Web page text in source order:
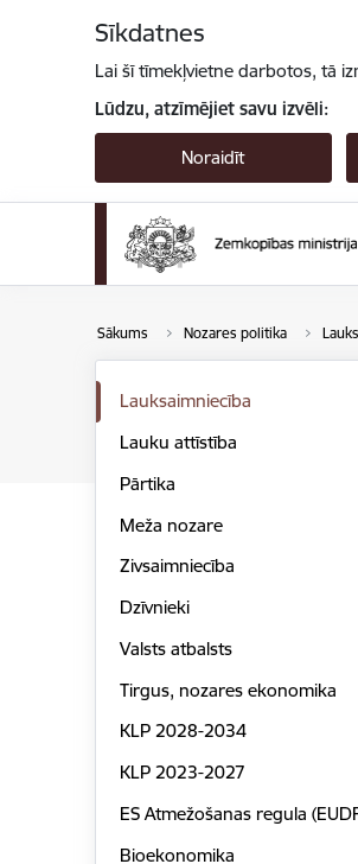
Sīkdatnes
Lai šī tīmekļvietne darbotos, tā
Lūdzu, atzīmējiet savu izvēli:
Noraidīt
Sākums Nozares politika
Lauksaimniecība
Lauku attīstība
Pārtika
Meža nozare
Zivsaimniecība
Dzīvnieki
Valsts atbalsts
Tirgus, nozares ekonomika
KLP 2028-2034
KLP 2023-2027
ES Atmežošanas regula
Bioekonomika